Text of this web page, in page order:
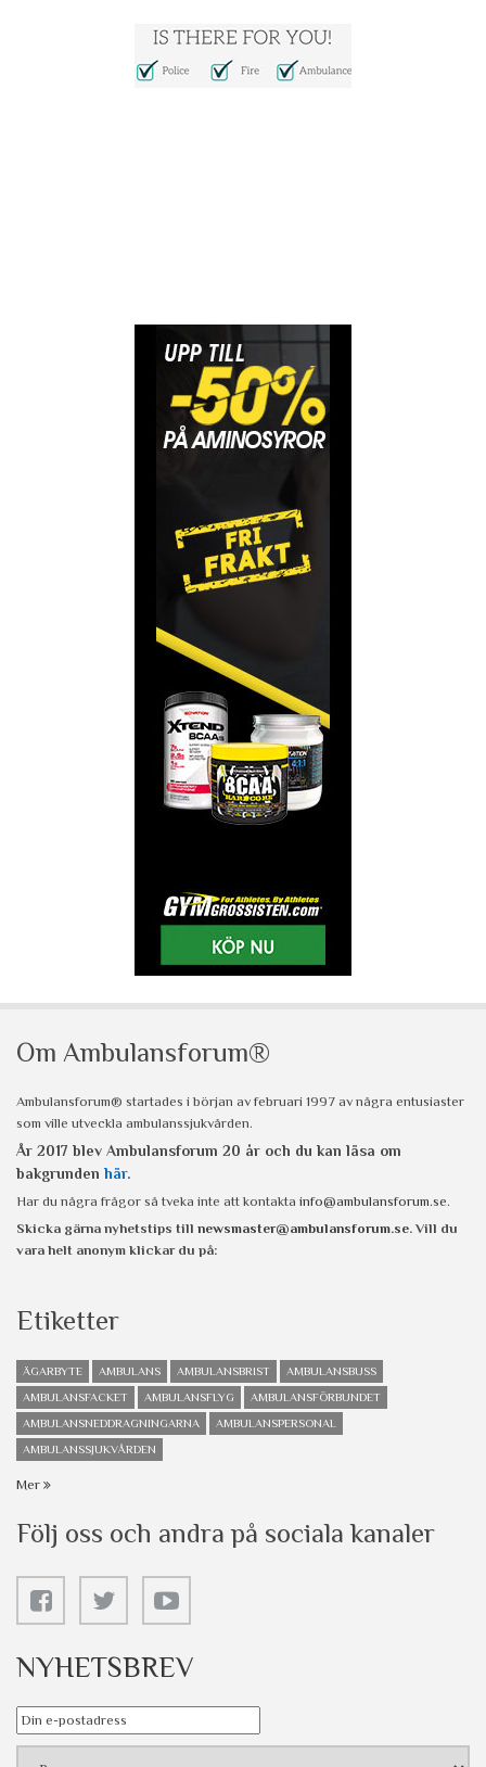
Om Ambulansforum®
Ambulansforum® startades i början av februari 1997 av några entusiaster
som ville utveckla ambulanssjukvården.
År 2017 blev Ambulansforum 20 år och du kan läsa om
bakgrunden här.
Har du några frågor så tveka inte att kontakta info@ambulansforum.se.
Skicka gärna nyhetstips till newsmaster@ambulansforum.se. Vill du
vara helt anonym klickar du på:
Etiketter
ÄGARBYTE AMBULANS AMBULANSBRIST
AMBULANSBUSS
AMBULANSFACKET
AMBULANSFLYG
AMBULANSFÖRBUNDET
AMBULANSNEDDRAGNINGARNA
AMBULANSPERSONAL
AMBULANSSJUKVÅRDEN
Mer
Följ oss och andra på sociala kanaler
NYHETSBREV